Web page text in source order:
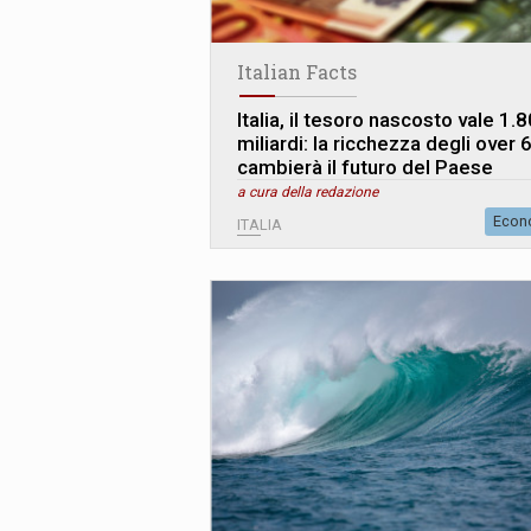
Italian Facts
Italia, il tesoro nascosto vale
miliardi: la ricchezza degli over
cambierà il futuro del Paese
a cura della redazione
ITALIA